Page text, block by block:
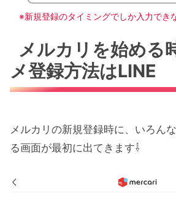
※新規登録のタイミングでしか入力でき
メルカリを始める
メ登録方法はLINE
メルカリの新規登録時に、いろん
る画面が最初に出てきます⇩